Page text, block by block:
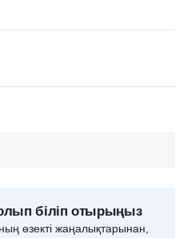
біліп отырыңыз
өзекті жаңалықтарынан,